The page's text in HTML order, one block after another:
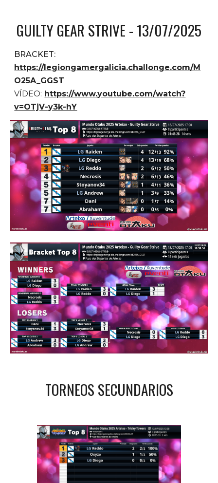
GUILTY GEAR STRIVE - 13/07/2025
BRACKET:
https://legiongamergalicia.challonge.com/M
O25A_GGST
VÍDEO: https://www.youtube.com/watch?
v=OTjV-y3k-hY
TORNEOS SECUNDARIOS